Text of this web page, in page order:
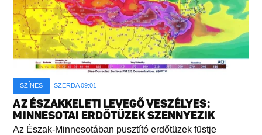
SZÍNES SZERDA 09:01
AZ ÉSZAKKELETI LEVEGŐ VESZÉLYES:
MINNESOTAI ERDŐTÜZEK SZENNYEZIK
Az Észak-Minnesotában pusztító erdőtüzek füstje